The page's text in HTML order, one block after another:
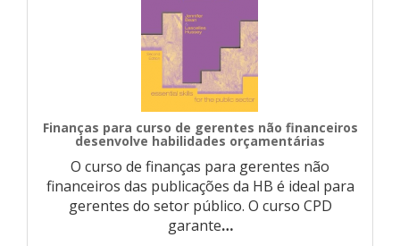
Finanças para curso de gerentes não financeiros
desenvolve habilidades orçamentárias
O curso de finanças para gerentes não
financeiros das publicações da HB é ideal para
gerentes do setor público. O curso CPD
garante…